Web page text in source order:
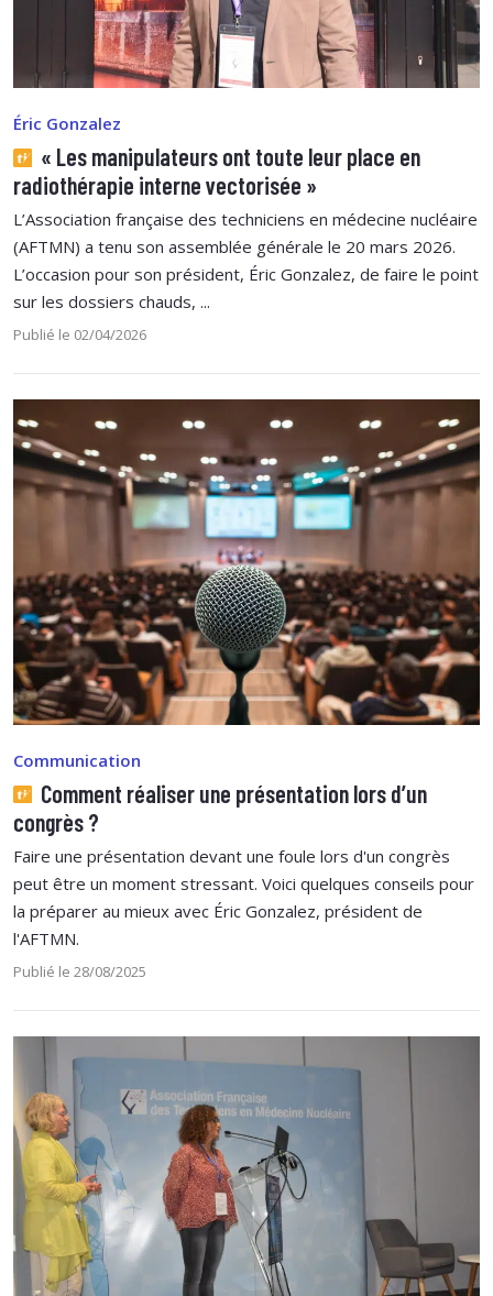
Éric Gonzalez
« Les manipulateurs ont toute leur place en
radiothérapie interne vectorisée »
L’Association française des techniciens en médecine nucléaire
(AFTMN) a tenu son assemblée générale le 20 mars 2026.
L’occasion pour son président, Éric Gonzalez, de faire le point
sur les dossiers chauds, ...
Publié le 02/04/2026
Communication
Comment réaliser une présentation lors d’un
congrès ?
Faire une présentation devant une foule lors d'un congrès
peut être un moment stressant. Voici quelques conseils pour
la préparer au mieux avec Éric Gonzalez, président de
l'AFTMN.
Publié le 28/08/2025